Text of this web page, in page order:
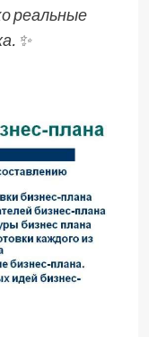
реальные
✨